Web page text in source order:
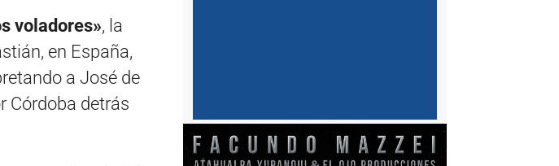
voladores», la
en España,
a José de
Córdoba detrás